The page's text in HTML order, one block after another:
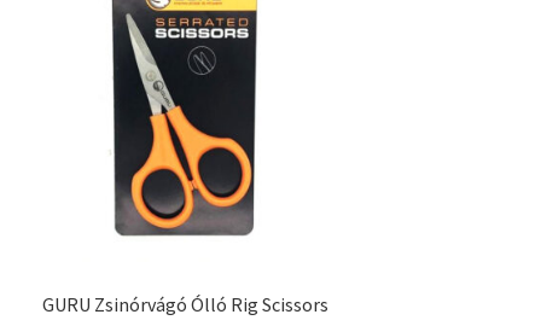
GURU Zsinórvágó Ólló Rig Scissors